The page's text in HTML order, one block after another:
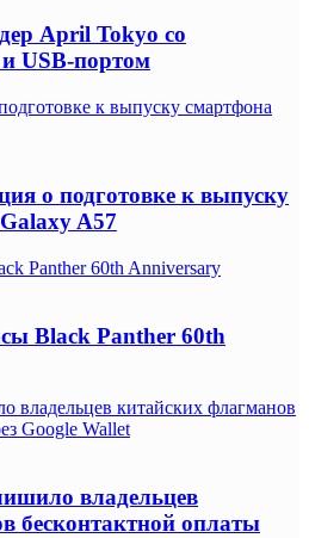
April Tokyo со
USB-портом
к выпуску смартфона
о подготовке к выпуску
A57
Panther 60th Anniversary
Black Panther 60th
владельцев китайских флагманов
Google Wallet
владельцев
бесконтактной оплаты